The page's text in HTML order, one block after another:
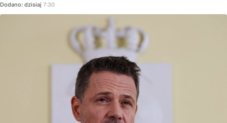
Dodano: dzisiaj 7:30